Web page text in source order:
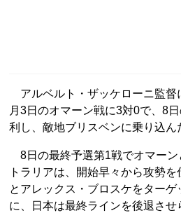
アルベルト・ザッケローニ監督
月3日のオマーン戦に3対0で、8
利し、敵地ブリスベンに乗り込ん
8日の最終予選第1戦でオマーン
トラリアは、開始早々から攻勢
とアレックス・ブロスケをター
に、日本は最終ラインを後退さ